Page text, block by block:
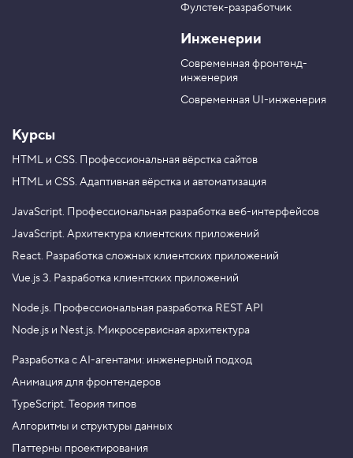
e
e
r
a
m
A
Фулстек-разработчик
Инженерии
Современная фронтенд-
инженерия
Современная UI-инженерия
Курсы
HTML и CSS. Профессиональная вёрстка сайтов
HTML и CSS. Адаптивная вёрстка и автоматизация
JavaScript. Профессиональная разработка веб-интерфейсов
JavaScript. Архитектура клиентских приложений
React. Разработка сложных клиентских приложений
Vue.js 3. Разработка клиентских приложений
Node.js. Профессиональная разработка REST API
Node.js и Nest.js. Микросервисная архитектура
Разработка с AI-агентами: инженерный подход
Анимация для фронтендеров
TypeScript. Теория типов
Алгоритмы и структуры данных
Паттерны проектирования